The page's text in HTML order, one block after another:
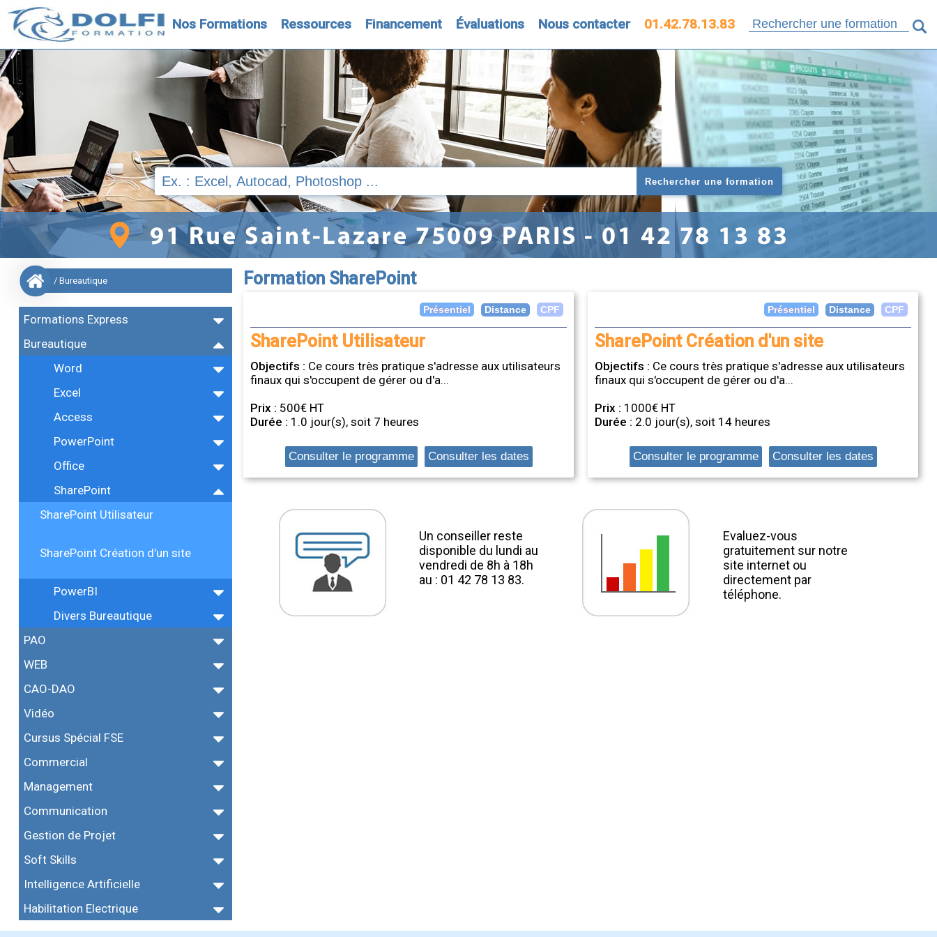
Nos Formations Ressources Financement Évaluations Nous contacter 01.42.78.13.83
Rechercher une formation
/ Bureautique
Formations Express
Bureautique
Word
Excel
Access
PowerPoint
Office
SharePoint
SharePoint Utilisateur
SharePoint Création d'un site
PowerBI
Divers Bureautique
PAO
WEB
CAO-DAO
Vidéo
Cursus Spécial FSE
Commercial
Management
Communication
Gestion de Projet
Soft Skills
Intelligence Artificielle
Habilitation Electrique
Formation SharePoint
Présentiel Distance CPF
SharePoint Utilisateur
Objectifs : Ce cours très pratique s'adresse aux utilisateurs
finaux qui s'occupent de gérer ou d'a...
Prix : 500€ HT
Durée : 1.0 jour(s), soit 7 heures
Consulter le programme Consulter les dates
Présentiel Distance CPF
SharePoint Création d'un site
Objectifs : Ce cours très pratique s'adresse aux utilisateurs
finaux qui s'occupent de gérer ou d'a...
Prix : 1000€ HT
Durée : 2.0 jour(s), soit 14 heures
Consulter le programme Consulter les dates
formation
formations sont
éligibles au compte
formation.